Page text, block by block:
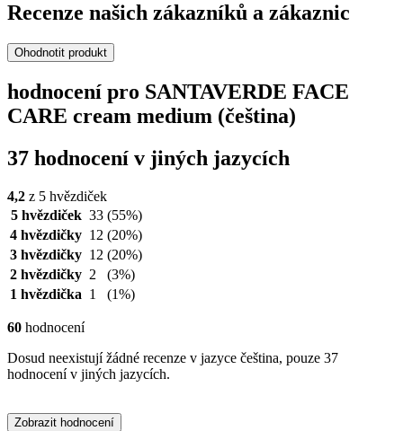
Recenze našich zákazníků a zákaznic
Ohodnotit produkt
hodnocení pro SANTAVERDE FACE
CARE cream medium (čeština)
37 hodnocení v jiných jazycích
4,2 z 5 hvězdiček
5 hvězdiček 33 (55%)
4 hvězdičky 12 (20%)
3 hvězdičky 12 (20%)
2 hvězdičky 2
(3%)
1 hvězdička 1 (1%)
60 hodnocení
Dosud neexistují žádné recenze v jazyce čeština, pouze 37
hodnocení v jiných jazycích.
Zobrazit hodnocení